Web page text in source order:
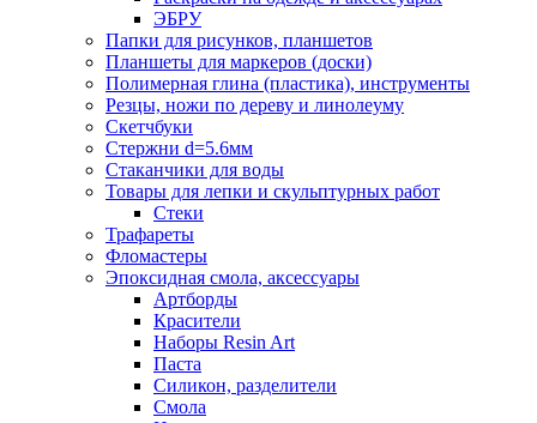
ЭБРУ
Папки для рисунков, планшетов
Планшеты для маркеров (доски)
Полимерная глина (пластика), инструменты
Резцы, ножи по дереву и линолеуму
Скетчбуки
Стержни d=5.6мм
Стаканчики для воды
Товары для лепки и скульптурных работ
Стеки
Трафареты
Фломастеры
Эпоксидная смола, аксессуары
Артборды
Красители
Наборы Resin Art
Паста
Силикон, разделители
Смола